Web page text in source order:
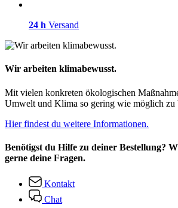
24 h Versand
Wir arbeiten klimabewusst.
Mit vielen konkreten ökologischen
Umwelt und Klima so gering wie möglich zu
Hier findest du weitere Informationen.
Benötigst du Hilfe zu deiner Bestellung?
gerne deine Fragen.
Kontakt
Chat